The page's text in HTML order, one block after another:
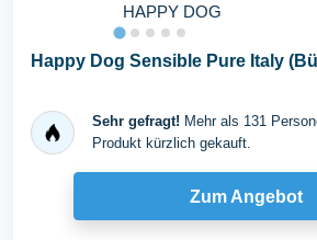
HAPPY DOG
Happy Dog Sensible Pure Italy
Sehr gefragt! Mehr als 131
Produkt kürzlich gekauft.
Zum Angebot